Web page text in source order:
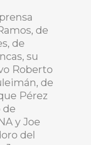
de
de
su
Roberto
de
Pérez
de
y Joe
del